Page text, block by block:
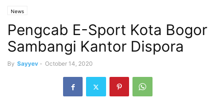
News
Pengcab E-Sport Kota Bogor
Sambangi Kantor Dispora
By Sayyev - October 14, 2020